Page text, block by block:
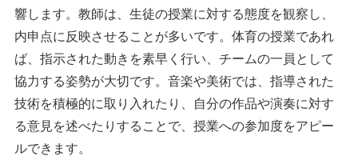
響します。教師は、生徒の授業に対する態度を観察し、
内申点に反映させることが多いです。体育の授業であれ
ば、指示された動きを素早く行い、チームの一員として
協力する姿勢が大切です。音楽や美術では、指導された
技術を積極的に取り入れたり、自分の作品や演奏に対す
る意見を述べたりすることで、授業への参加度をアピー
ルできます。